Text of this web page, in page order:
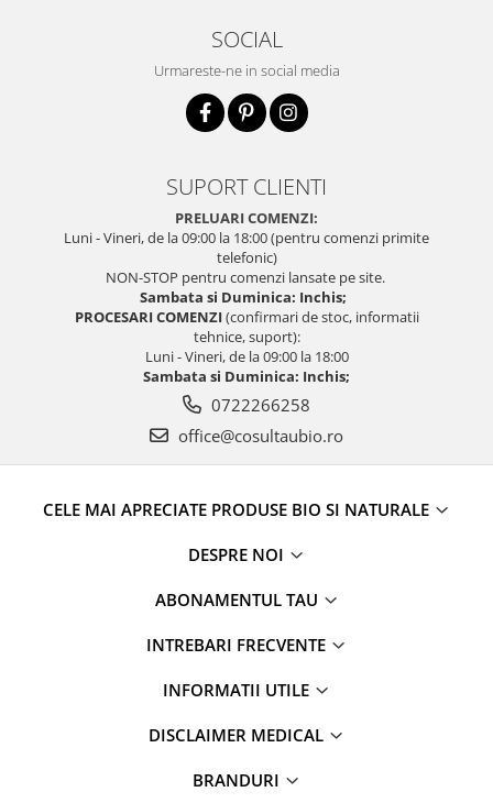
SOCIAL
Urmareste-ne in social media
SUPORT CLIENTI
PRELUARI COMENZI:
Luni - Vineri, de la 09:00 la 18:00 (pentru comenzi primite
telefonic)
NON-STOP pentru comenzi lansate pe site.
Sambata si Duminica: Inchis;
PROCESARI COMENZI(confirmari de stoc, informatii
tehnice, suport):
Luni - Vineri, de la 09:00 la 18:00
Sambata si Duminica: Inchis;
0722266258
office@cosultaubio.ro
CELE MAI APRECIATE PRODUSE BIO SI NATURALE
DESPRE NOI
ABONAMENTUL TAU
INTREBARI FRECVENTE
INFORMATII UTILE
DISCLAIMER MEDICAL
BRANDURI